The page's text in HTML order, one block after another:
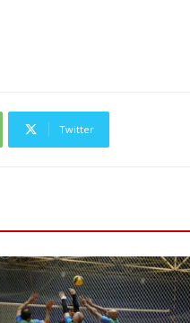
Twitter